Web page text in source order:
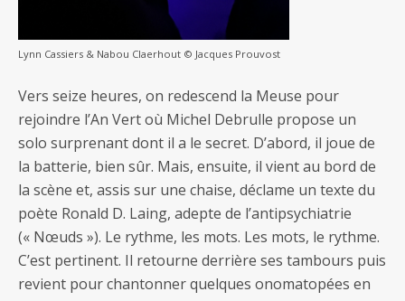
Lynn Cassiers & Nabou Claerhout © Jacques Prouvost
Vers seize heures, on redescend la Meuse pour
rejoindre l’An Vert où Michel Debrulle propose un
solo surprenant dont il a le secret. D’abord, il joue de
la batterie, bien sûr. Mais, ensuite, il vient au bord de
la scène et, assis sur une chaise, déclame un texte du
poète Ronald D. Laing, adepte de l’antipsychiatrie
(« Nœuds »). Le rythme, les mots. Les mots, le rythme.
C’est pertinent. Il retourne derrière ses tambours puis
revient pour chantonner quelques onomatopées en